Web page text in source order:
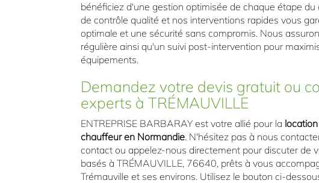
bénéficiez d'une gestion optimisée de chaque étape du
de contrôle qualité et nos interventions rapides vous
optimale et une sécurité sans compromis. Nous
régulière ainsi qu'un suivi post-intervention pour
équipements.
Demandez votre devis gratuit ou
experts à TRÉMAUVILLE
ENTREPRISE BARBARAY est votre allié pour la
chauffeur en Normandie. N'hésitez pas à nous
contact ou appelez-nous directement pour discuter de
basés à TRÉMAUVILLE, 76640, prêts à vous
Trémauville et ses environs. Utilisez le bouton ci-